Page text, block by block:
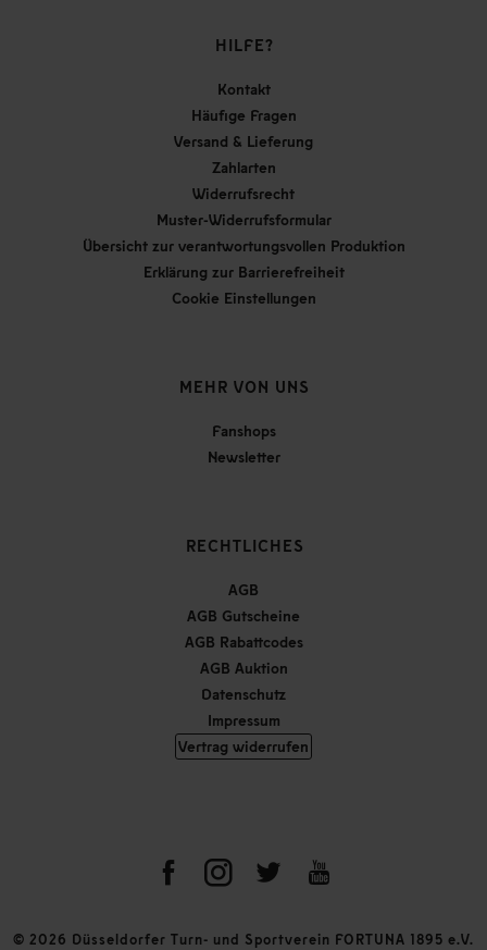
HILFE?
Kontakt
Häufige Fragen
Versand & Lieferung
Zahlarten
Widerrufsrecht
Muster-Widerrufsformular
Übersicht zur verantwortungsvollen Produktion
Erklärung zur Barrierefreiheit
Cookie Einstellungen
MEHR VON UNS
Fanshops
Newsletter
RECHTLICHES
AGB
AGB Gutscheine
AGB Rabattcodes
AGB Auktion
Datenschutz
Impressum
Vertrag widerrufen
© 2026 Düsseldorfer Turn- und Sportverein FORTUNA 1895 e.V.